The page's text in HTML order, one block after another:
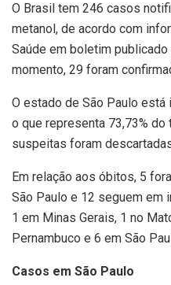
O Brasil tem 246 casos
metanol, de acordo com
Saúde em boletim
momento, 29 foram
O estado de São Paulo
o que representa 73,73% do
suspeitas foram
Em relação aos óbitos, 5
São Paulo e 12 seguem em
1 em Minas Gerais, 1 no
Pernambuco e 6 em São
Casos em São Paulo